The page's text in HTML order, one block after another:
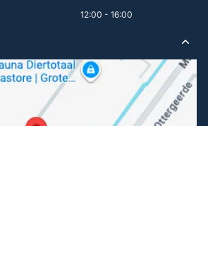
12:00 - 16:00